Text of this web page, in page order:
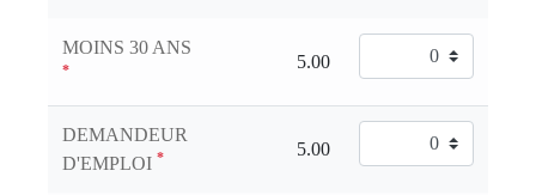
MOINS 30 ANS
*
DEMANDEUR
D'EMPLOI *